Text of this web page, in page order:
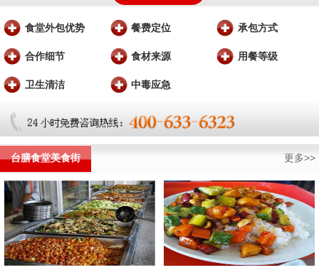
食堂外包优势 餐费定位 承包方式
合作细节 食材来源 用餐等级
卫生清洁 中毒应急
台膳食堂美食街 更多>>